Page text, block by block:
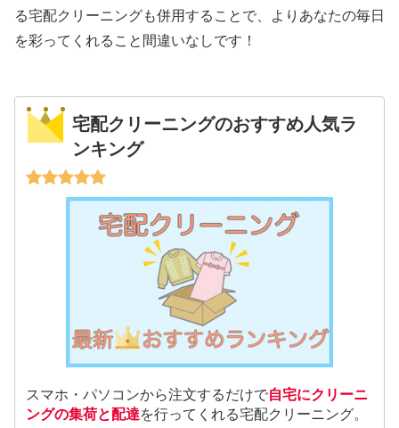
る宅配クリーニングも併用することで、よりあなたの毎日
を彩ってくれること間違いなしです！
宅配クリーニングのおすすめ人気ラ
ンキング
スマホ・パソコンから注文するだけで自宅にクリーニ
ングの集荷と配達を行ってくれる宅配クリーニング。